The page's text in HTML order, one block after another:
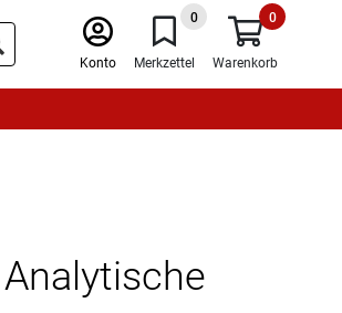
Konto
0
Merkzettel
0
Warenkorb